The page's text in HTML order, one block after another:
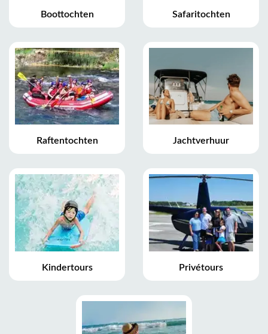
Boottochten Safaritochten
Raftentochten Jachtverhuur
Kindertours Privétours